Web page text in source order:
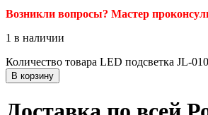
Возникли вопросы? Мастер
1 в наличии
Количество товара LED подсветка JL-
В корзину